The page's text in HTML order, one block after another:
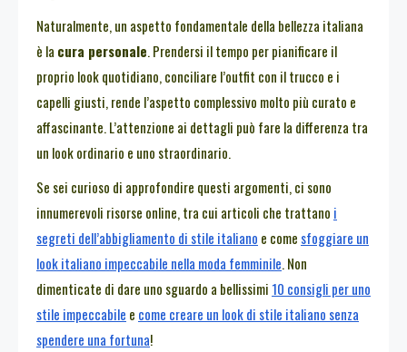
Naturalmente, un aspetto fondamentale della bellezza italiana
è la cura personale. Prendersi il tempo per pianificare il
proprio look quotidiano, conciliare l’outfit con il trucco e i
capelli giusti, rende l’aspetto complessivo molto più curato e
affascinante. L’attenzione ai dettagli può fare la differenza tra
un look ordinario e uno straordinario.
Se sei curioso di approfondire questi argomenti, ci sono
innumerevoli risorse online, tra cui articoli che trattano i
segreti dell’abbigliamento di stile italiano e come sfoggiare un
look italiano impeccabile nella moda femminile. Non
dimenticate di dare uno sguardo a bellissimi 10 consigli per uno
stile impeccabile e come creare un look di stile italiano senza
spendere una fortuna!